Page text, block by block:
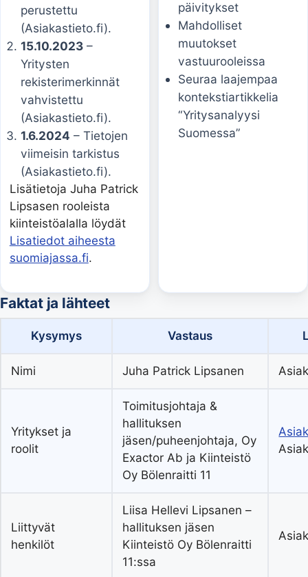
perustettu
(Asiakastieto.fi).
15.10.2023–
Yritysten
rekisterimerkinnät
vahvistettu
(Asiakastieto.fi).
1.6.2024 – Tietojen
viimeisin tarkistus
(Asiakastieto.fi).
Lisätietoja Juha Patrick
Lipsasen rooleista
kiinteistöalalla löydät
Lisatiedot aiheesta
suomiajassa.fi.
päivitykset
Mahdolliset
muutokset
vastuurooleissa
Seuraa laajempaa
kontekstiartikkelia
“Yritysanalyysi
Suomessa”
Faktat ja lähteet
Kysymys Vastaus
Nimi Juha Patrick Lipsanen
Yritykset ja
roolit
Toimitusjohtaja &
hallituksen
jäsen/puheenjohtaja, Oy
Exactor Ab ja Kiinteistö
Oy Bölenraitti 11
Liittyvät
henkilöt
Liisa Hellevi Lipsanen –
hallituksen jäsen
Kiinteistö Oy Bölenraitti
11:ssa